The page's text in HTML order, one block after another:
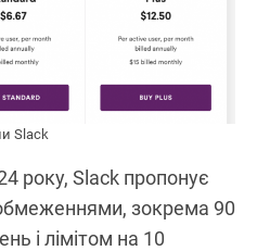
Slack
року, Slack пропонує
зокрема 90
і лімітом на 10